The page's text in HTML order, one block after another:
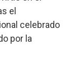
el
celebrado
por la